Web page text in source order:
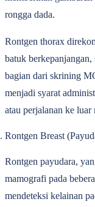
rongga dada.
Rontgen thorax
batuk berkepanjangan,
bagian dari skrining
menjadi syarat
atau perjalanan ke luar
Rontgen Breast
Rontgen payudara,
mamografi pada
mendeteksi kelainan